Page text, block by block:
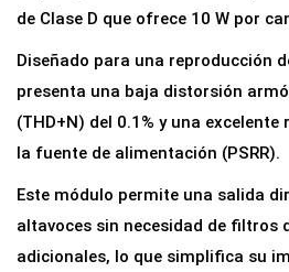
i
f
i
c
de Clase D que ofrece 10 W por
Diseñado para una reproducción
presenta una baja distorsión
(THD+N) del 0.1% y una
la fuente de alimentación (PSRR).
Este módulo permite una salida
altavoces sin necesidad de filtros
adicionales, lo que simplifica su